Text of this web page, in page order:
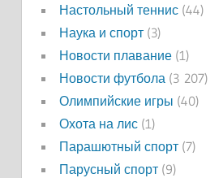
Настольный теннис(44)
Наука и спорт(3)
Новости плавание(1)
Новости футбола (3 207)
Олимпийские игры (40)
Охота на лис(1)
Парашютный спорт(7)
Парусный спорт(9)